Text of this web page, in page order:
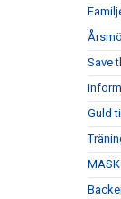
Save
Guld